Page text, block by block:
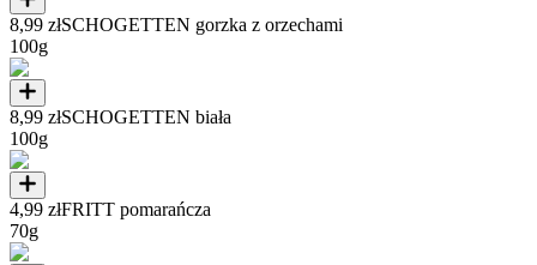
8,99 złSCHOGETTEN gorzka z orzechami
100g
8,99 złSCHOGETTEN biała
100g
4,99 złFRITT pomarańcza
70g